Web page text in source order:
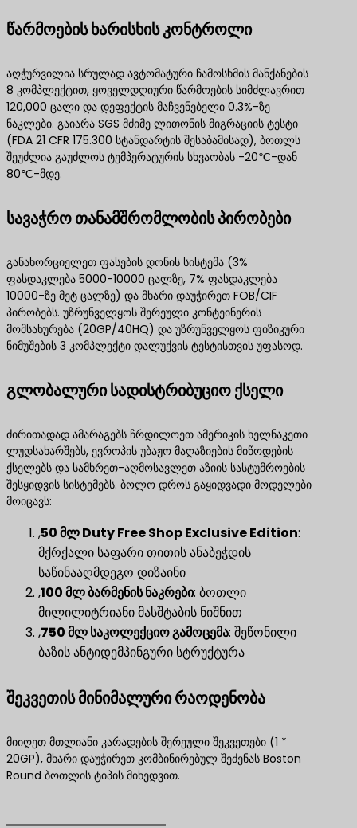
წარმოების ხარისხის კონტროლი
აღჭურვილია სრულად ავტომატური ჩამოსხმის მანქანების
8 კომპლექტით, ყოველდღიური წარმოების სიმძლავრით
120,000 ცალი და დეფექტის მაჩვენებელი 0.3%-ზე
ნაკლები. გაიარა SGS მძიმე ლითონის მიგრაციის ტესტი
(FDA 21 CFR 175.300 სტანდარტის შესაბამისად), ბოთლს
შეუძლია გაუძლოს ტემპერატურის სხვაობას -20℃-დან
80℃-მდე.
სავაჭრო თანამშრომლობის პირობები
განახორციელეთ ფასების დონის სისტემა (3%
ფასდაკლება 5000-10000 ცალზე, 7% ფასდაკლება
10000-ზე მეტ ცალზე) და მხარი დაუჭირეთ FOB/CIF
პირობებს. უზრუნველყოს შერეული კონტეინერის
მომსახურება (20GP/40HQ) და უზრუნველყოს ფიზიკური
ნიმუშების 3 კომპლექტი დალუქვის ტესტისთვის უფასოდ.
გლობალური სადისტრიბუციო ქსელი
ძირითადად ამარაგებს ჩრდილოეთ ამერიკის ხელნაკეთი
ლუდსახარშებს, ევროპის უბაჟო მაღაზიების მიწოდების
ქსელებს და სამხრეთ-აღმოსავლეთ აზიის სასტუმროების
შესყიდვის სისტემებს. ბოლო დროს გაყიდვადი მოდელები
მოიცავს:
,50 მლ Duty Free Shop Exclusive Edition​:
მქრქალი საფარი თითის ანაბეჭდის
საწინააღმდეგო დიზაინი
,100 მლ ბარმენის ნაკრები​: ბოთლი
მილილიტრიანი მასშტაბის ნიშნით
,750 მლ საკოლექციო გამოცემა​: შეწონილი
ბაზის ანტიდემპინგური სტრუქტურა
შეკვეთის მინიმალური რაოდენობა
მიიღეთ მთლიანი კარადების შერეული შეკვეთები (1 *
20GP), მხარი დაუჭირეთ კომბინირებულ შეძენას Boston
Round ბოთლის ტიპის მიხედვით.